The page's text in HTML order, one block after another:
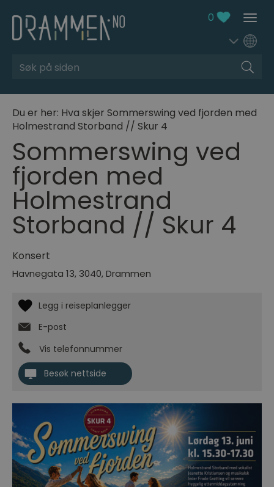
0
Søk
Du er her: Hva skjer Sommerswing ved fjorden med
Holmestrand Storband // Skur 4
Sommerswing ved
fjorden med
Holmestrand
Storband // Skur 4
Konsert
Havnegata 13, 3040,Drammen
E-post
Vis telefonnummer
Besøk nettside